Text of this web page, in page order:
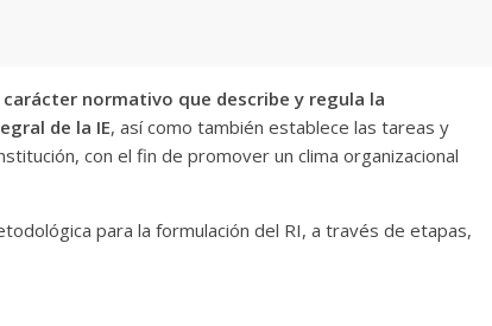
normativo que describe y regula la
de la IE, así como también establece las tareas y
con el fin de promover un clima organizacional
para la formulación del RI, a través de etapas,